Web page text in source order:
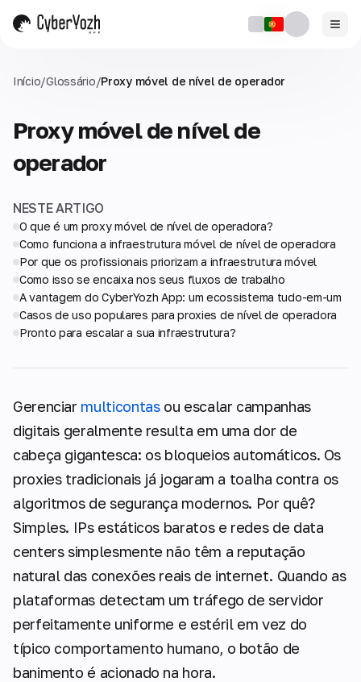
Início/Glossário/Proxy móvel de nível de operador
Proxy móvel de nível de
operador
NESTE ARTIGO
O que é um proxy móvel de nível de operadora?
Como funciona a infraestrutura móvel de nível de operadora
Por que os profissionais priorizam a infraestrutura móvel
Como isso se encaixa nos seus fluxos de trabalho
A vantagem do CyberYozh App: um ecossistema tudo-em-um
Casos de uso populares para proxies de nível de operadora
Pronto para escalar a sua infraestrutura?
Gerenciar multicontasou escalar campanhas
digitais geralmente resulta em uma dor de
cabeça gigantesca: os bloqueios automáticos. Os
proxies tradicionais já jogaram a toalha contra os
algoritmos de segurança modernos. Por quê?
Simples. IPs estáticos baratos e redes de data
centers simplesmente não têm a reputação
natural das conexões reais de internet. Quando as
plataformas detectam um tráfego de servidor
perfeitamente uniforme e estéril em vez do
típico comportamento humano, o botão de
banimento é acionado na hora.